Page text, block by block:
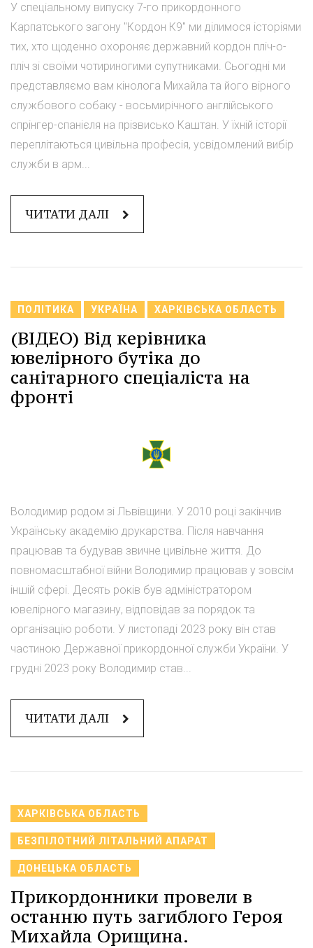
У спеціальному випуску 7-го прикордонного
Карпатського загону "Кордон К9" ми ділимося історіями
тих, хто щоденно охороняє державний кордон пліч-о-
пліч зі своїми чотириногими супутниками. Сьогодні ми
представляємо вам кінолога Михайла та його вірного
службового собаку - восьмирічного англійського
спрінгер-спанієля на прізвисько Каштан. У їхній історії
переплітаються цивільна професія, усвідомлений вибір
служби в арм...
ЧИТАТИ ДАЛІ
ПОЛІТИКА УКРАЇНА ХАРКІВСЬКА ОБЛАСТЬ
(ВІДЕО) Від керівника
ювелірного бутіка до
санітарного спеціаліста на
фронті
Володимир родом зі Львівщини. У 2010 році закінчив
Українську академію друкарства. Після навчання
працював та будував звичне цивільне життя. До
повномасштабної війни Володимир працював у зовсім
іншій сфері. Десять років був адміністратором
ювелірного магазину, відповідав за порядок та
організацію роботи. У листопаді 2023 року він став
частиною Державної прикордонної служби України. У
грудні 2023 року Володимир став...
ЧИТАТИ ДАЛІ
ХАРКІВСЬКА ОБЛАСТЬ
БЕЗПІЛОТНИЙ ЛІТАЛЬНИЙ АПАРАТ
ДОНЕЦЬКА ОБЛАСТЬ
Прикордонники провели в
останню путь загиблого Героя
Михайла Орищина.